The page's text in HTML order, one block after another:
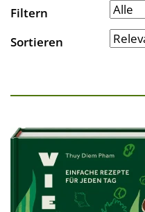
Filtern
Sortieren